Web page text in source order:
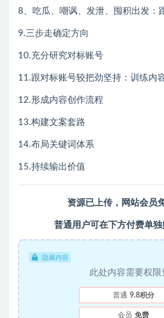
8、吃瓜、嘲讽、发泄、囤积出发：
9.三步走确定方向
10.充分研究对标账号
11.跟对标账号较把劲坚持：训练内
12.形成内容创作流程
13.构建文案套路
14.布局关键词体系
15.持续输出价值
资源已上传， 网站会员
普通用户可在下方付费单独
隐藏内容
此处内容需要权限
普通 9.8积分
会员 免费